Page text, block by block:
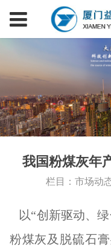
我国粉煤灰年
栏目：市场动
以“创新驱动、
粉煤灰及脱硫石